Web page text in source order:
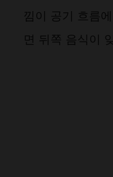
낌이 공기 흐름
면 뒤쪽 음식이